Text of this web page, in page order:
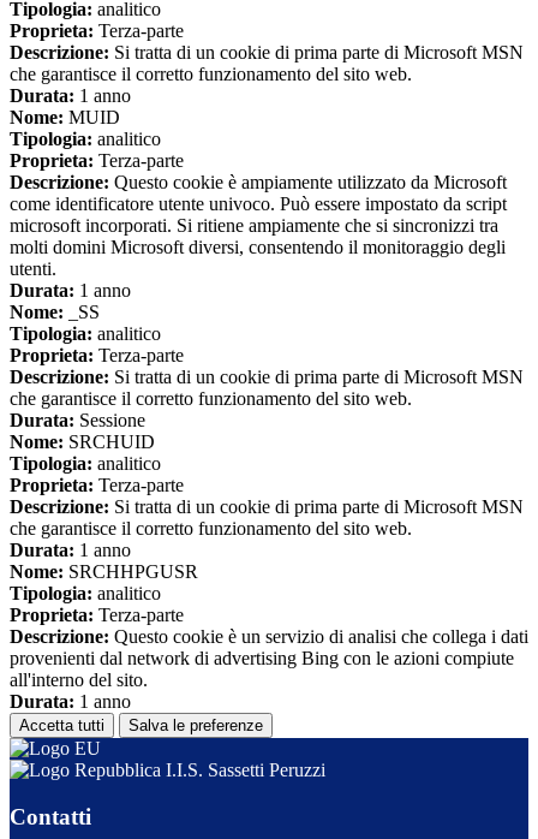
Tipologia: analitico
Proprieta: Terza-parte
Descrizione: Si tratta di un cookie di prima parte di Microsoft MSN
che garantisce il corretto funzionamento del sito web.
Durata: 1 anno
Nome: MUID
Tipologia: analitico
Proprieta: Terza-parte
Descrizione: Questo cookie è ampiamente utilizzato da Microsoft
come identificatore utente univoco. Può essere impostato da script
microsoft incorporati. Si ritiene ampiamente che si sincronizzi tra
molti domini Microsoft diversi, consentendo il monitoraggio degli
utenti.
Durata: 1 anno
Nome: _SS
Tipologia: analitico
Proprieta: Terza-parte
Descrizione: Si tratta di un cookie di prima parte di Microsoft MSN
che garantisce il corretto funzionamento del sito web.
Durata: Sessione
Nome: SRCHUID
Tipologia: analitico
Proprieta: Terza-parte
Descrizione: Si tratta di un cookie di prima parte di Microsoft MSN
che garantisce il corretto funzionamento del sito web.
Durata: 1 anno
Nome: SRCHHPGUSR
Tipologia: analitico
Proprieta: Terza-parte
Descrizione: Questo cookie è un servizio di analisi che collega i dati
provenienti dal network di advertising Bing con le azioni compiute
all'interno del sito.
Durata: 1 anno
Accetta tutti Salva le preferenze
I.I.S. Sassetti Peruzzi
Contatti